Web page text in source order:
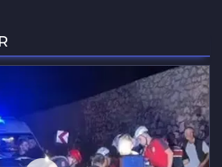
koca tutuklandı
yazlık sinema,
buluşturdu